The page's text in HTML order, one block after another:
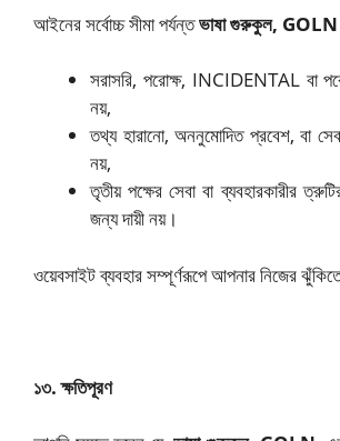
আইনের সর্বোচ্চ সীমা পর্যন্তভাষা গুরুকুল, GOLN
সরাসরি, পরোক্ষ, INCIDENTAL বা
নয়,
তথ্য হারানো, অননুমোদিত প্রবেশ, বা
নয়,
তৃতীয় পক্ষের সেবা বা ব্যবহারকারীর
জন্য দায়ী নয়।
ওয়েবসাইট ব্যবহার সম্পূর্ণরূপে আপনার নিজের
১৩. ক্ষতিপূরণ